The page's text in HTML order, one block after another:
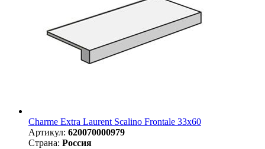
Charme Extra Laurent Scalino Frontale 33x60
Артикул: 620070000979
Страна: Россия